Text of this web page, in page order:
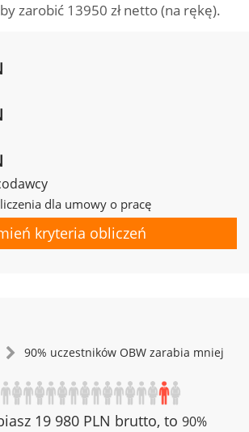
zarobić 13950 zł netto (na rękę).
dla umowy o pracę
kryteria obliczeń
90% uczestników OBW zarabia mniej
19 980 PLN brutto, to 90%